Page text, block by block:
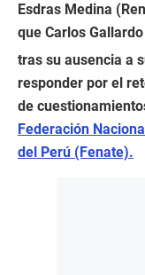
Esdras Medina
que Carlos
tras su ausencia a
responder por el
de
Federación
del Perú (Fenate).